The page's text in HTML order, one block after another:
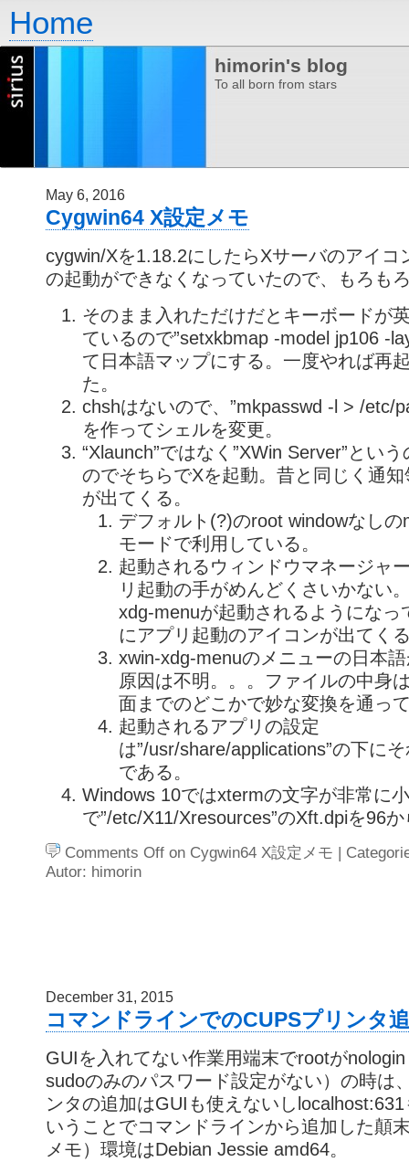
Home
himorin's blog
To all born from stars
May 6, 2016
Cygwin64 X設定メモ
cygwin/Xを1.18.2にしたらXサーバのアイコ
の起動ができなくなっていたので、もろも
そのまま入れただけだとキーボードが
ているので”setxkbmap -model jp106 -
て日本語マップにする。一度やれば再
た。
chshはないので、”mkpasswd -l > /etc/
を作ってシェルを変更。
“Xlaunch”ではなく”XWin Server”とい
のでそちらでXを起動。昔と同じく通
が出てくる。
デフォルト(?)のroot windowなしの
モードで利用している。
起動されるウィンドウマネージャ
リ起動の手がめんどくさいかない
xdg-menuが起動されるようになっ
にアプリ起動のアイコンが出てく
xwin-xdg-menuのメニューの日本
原因は不明。。。ファイルの中身
面までのどこかで妙な変換を通っ
起動されるアプリの設定
は”/usr/share/applications”の下に
である。
Windows 10ではxtermの文字が非常に
で”/etc/X11/Xresources”のXft.dpiを96
Comments Off on Cygwin64 X設定メモ |
Autor: himorin
December 31, 2015
コマンドラインでのCUPSプリンタ
GUIを入れてない作業用端末でrootが
sudoのみのパスワード設定がない）の時は
ンタの追加はGUIも使えないし
いうことでコマンドラインから追加した顛
メモ）環境はDebian Jessie amd64。